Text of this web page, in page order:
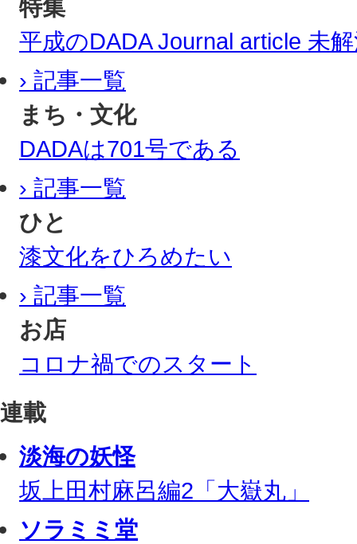
特集
平成のDADA Journal article 未
› 記事一覧
まち・文化
DADAは701号である
› 記事一覧
ひと
漆文化をひろめたい
› 記事一覧
お店
コロナ禍でのスタート
連載
淡海の妖怪
坂上田村麻呂編2「大嶽丸」
ソラミミ堂